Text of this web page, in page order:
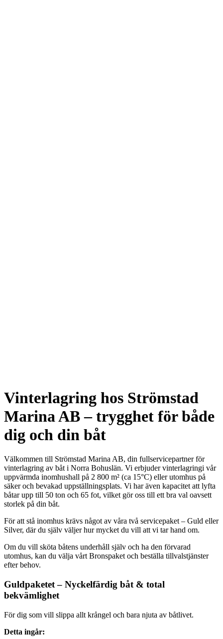
Vinterlagring hos Strömstad
Marina AB – trygghet för både
dig och din båt
Välkommen till Strömstad Marina AB, din fullservicepartner för
vinterlagring av båt i Norra Bohuslän. Vi erbjuder vinterlagringi vår
uppvärmda inomhushall på 2 800 m² (ca 15°C) eller utomhus på
säker och bevakad uppställningsplats. Vi har även kapacitet att lyfta
båtar upp till 50 ton och 65 fot, vilket gör oss till ett bra val oavsett
storlek på din båt.
För att stå inomhus krävs något av våra två servicepaket – Guld eller
Silver, där du själv väljer hur mycket du vill att vi tar hand om.
Om du vill sköta båtens underhåll själv och ha den förvarad
utomhus, kan du välja vårt Bronspaket och beställa tillvalstjänster
efter behov.
Guldpaketet – Nyckelfärdig båt & total
bekvämlighet
För dig som vill slippa allt krångel och bara njuta av båtlivet.
Detta ingår: